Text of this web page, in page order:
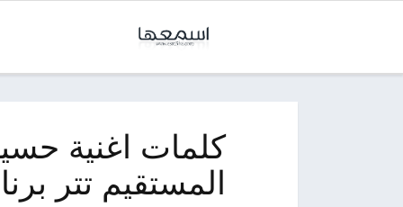
كلمات اغنية
المستقيم تتر برنامج